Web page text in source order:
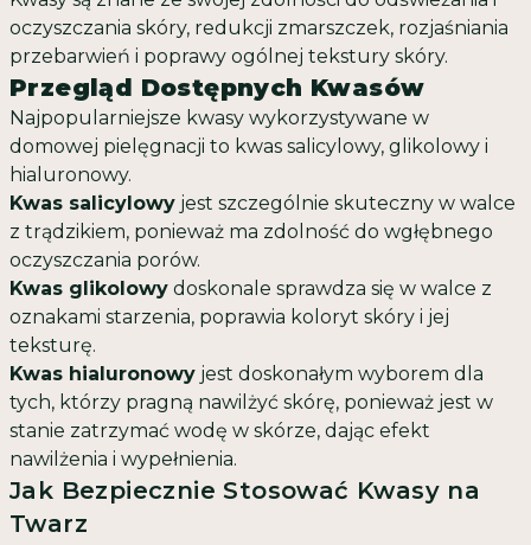
oczyszczania skóry, redukcji zmarszczek, rozjaśniania
przebarwień i poprawy ogólnej tekstury skóry.
Przegląd Dostępnych Kwasów
Najpopularniejsze kwasy wykorzystywane w
domowej pielęgnacji to kwas salicylowy, glikolowy i
hialuronowy.
Kwas salicylowy jest szczególnie skuteczny w walce
z trądzikiem, ponieważ ma zdolność do wgłębnego
oczyszczania porów.
Kwas glikolowy doskonale sprawdza się w walce z
oznakami starzenia, poprawia koloryt skóry i jej
teksturę.
Kwas hialuronowy jest doskonałym wyborem dla
tych, którzy pragną nawilżyć skórę, ponieważ jest w
stanie zatrzymać wodę w skórze, dając efekt
nawilżenia i wypełnienia.
Jak Bezpiecznie Stosować Kwasy na
Twarz